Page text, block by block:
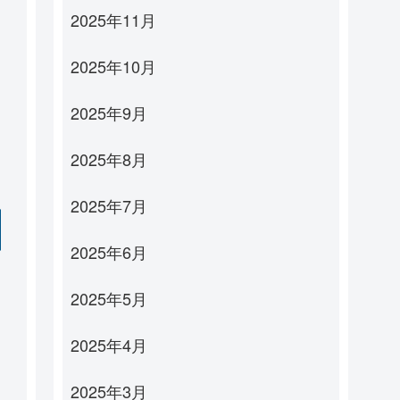
2025年11月
2025年10月
2025年9月
2025年8月
2025年7月
2025年6月
2025年5月
2025年4月
2025年3月